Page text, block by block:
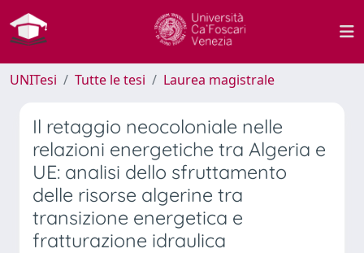
UNITesi Tutte le tesi Laurea magistrale
Il retaggio neocoloniale nelle
relazioni energetiche tra Algeria e
UE: analisi dello sfruttamento
delle risorse algerine tra
transizione energetica e
fratturazione idraulica